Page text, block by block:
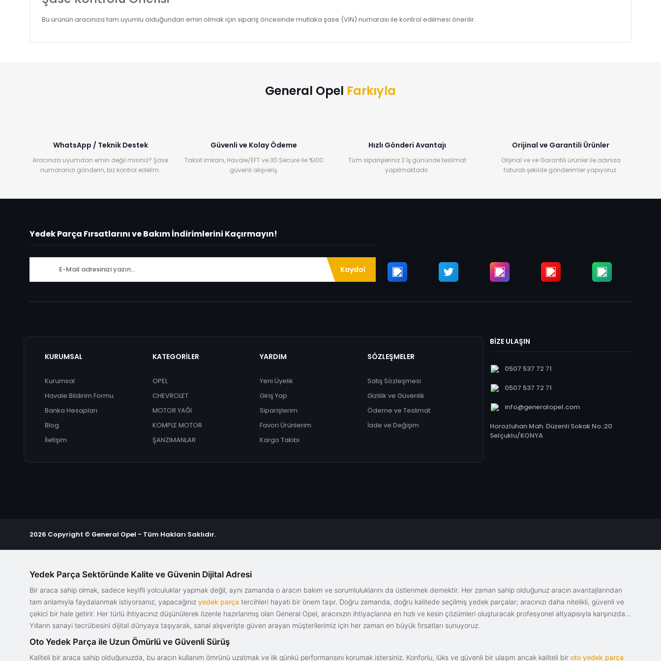
Bu ürünün aracınıza tam uyumlu olduğundan emin olmak için sipariş öncesinde mutlaka şase (VIN) numarası ile kontrol edilmesi önerilir.
General Opel Farkıyla
WhatsApp / Teknik Destek
Aracınıza uyumdan emin değil misiniz? Şase
numaranızı gönderin, biz kontrol edelim.
Güvenli ve Kolay Ödeme
Taksit imkanı, Havale/EFT ve 3D Secure ile %100
güvenli alışveriş.
Hızlı Gönderi Avantajı
Tüm siparişleriniz 2 İş gününde teslimat
yapılmaktadır.
Orijinal ve Garantili Ürünler
Orijinal ve ve Garantili ürünler ile adınıza
faturalı şekilde gönderimler yapıyoruz.
Yedek Parça Fırsatlarını ve Bakım İndirimlerini Kaçırmayın!
Kaydol
KURUMSAL
Kurumsal
Havale Bildirim Formu
Banka Hesapları
Blog
İletişim
KATEGORİLER
OPEL
CHEVROLET
MOTOR YAĞI
KOMPLE MOTOR
ŞANZIMANLAR
YARDIM
Yeni Üyelik
Giriş Yap
Siparişlerim
Favori Ürünlerim
Kargo Takibi
SÖZLEŞMELER
Satış Sözleşmesi
Gizlilik ve Güvenlik
Ödeme ve Teslimat
İade ve Değişim
BİZE ULAŞIN
0507 537 72 71
0507 537 72 71
info@generalopel.com
Horozluhan Mah. Düzenli Sokak No.:20
Selçuklu/KONYA
2026 Copyright © General Opel - Tüm Hakları Saklıdır.
Yedek Parça Sektöründe Kalite ve Güvenin Dijital Adresi
Bir araca sahip olmak, sadece keyifli yolculuklar yapmak değil, aynı zamanda o aracın bakım ve sorumluluklarını da üstlenmek demektir. Her zaman sahip olduğunuz aracın avantajlarından
tam anlamıyla faydalanmak istiyorsanız, yapacağınız yedek parça tercihleri hayati bir önem taşır. Doğru zamanda, doğru kalitede seçilmiş yedek parçalar; aracınızı daha nitelikli, güvenli ve
çekici bir hale getirir. Her türlü ihtiyacınız düşünülerek özenle hazırlanmış olan General Opel, aracınızın ihtiyaçlarına en hızlı ve kesin çözümleri oluşturacak profesyonel altyapısıyla karşınızda.
Yılların sanayi tecrübesini dijital dünyaya taşıyarak, sanal alışverişte güven arayan müşterilerimiz için her zaman en büyük fırsatları sunuyoruz.
Oto Yedek Parça ile Uzun Ömürlü ve Güvenli Sürüş
Kaliteli bir araca sahip olduğunuzda, bu aracın kullanım ömrünü uzatmak ve ilk günkü performansını korumak istersiniz. Konforlu, lüks ve güvenli bir ulaşım ancak kaliteli bir oto yedek parça